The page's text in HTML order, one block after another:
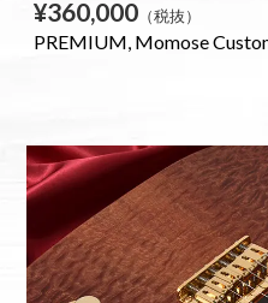
¥360,000 （税抜）
PREMIUM Momose